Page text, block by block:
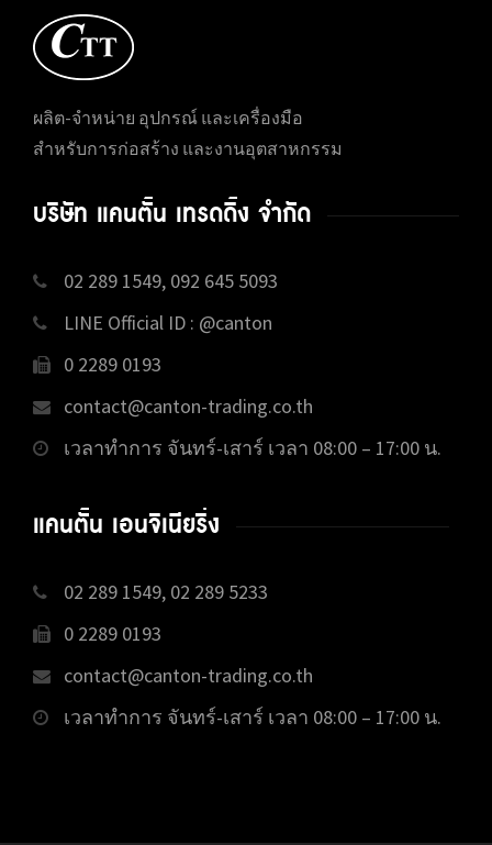
ผลิต-จำหน่าย อุปกรณ์ และเครื่องมือ
สำหรับการก่อสร้าง และงานอุตสาหกรรม
บริษัท แคนตั้น เทรดดิ้ง จำกัด
02 289 1549, 092 645 5093
LINE Official ID : @canton
0 2289 0193
contact@canton-trading.co.th
เวลาทำการ จันทร์-เสาร์ เวลา 08:00 – 17:00 น.
แคนตั้น เอนจิเนียริ่ง
02 289 1549, 02 289 5233
0 2289 0193
contact@canton-trading.co.th
เวลาทำการ จันทร์-เสาร์ เวลา 08:00 – 17:00 น.